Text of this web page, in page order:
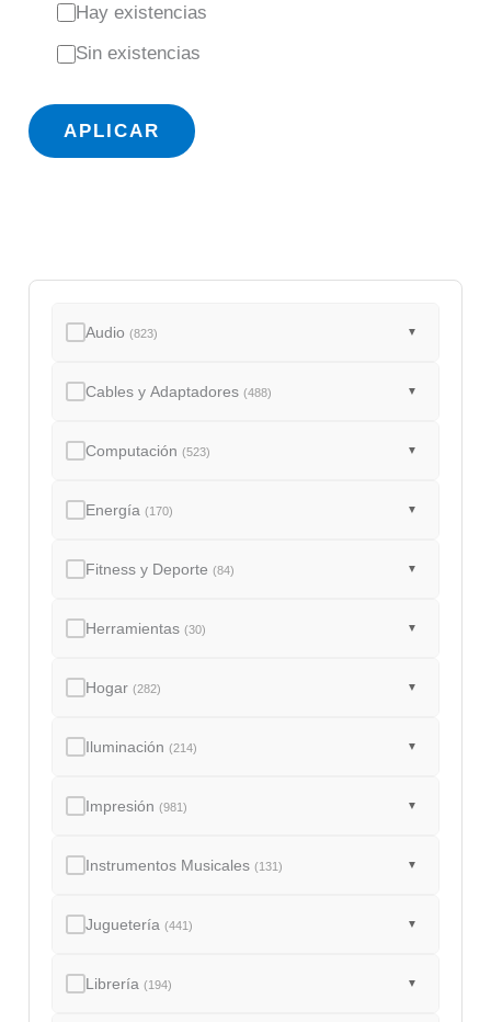
E
s
d
Hay existencias
Sin existencias
APLICAR
Audio(823) ▼
Cables y Adaptadores(488) ▼
Computación(523) ▼
Energía(170) ▼
Fitness y Deporte(84) ▼
Herramientas(30) ▼
Hogar(282) ▼
Iluminación(214) ▼
Impresión(981) ▼
Instrumentos Musicales(131) ▼
Juguetería(441) ▼
Librería(194) ▼